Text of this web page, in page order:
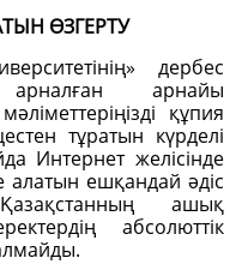
ӨЗГЕРТУ
дербес
арналған арнайы
құпия
тұратын күрделі
Интернет желісінде
алатын ешқандай әдіс
ашық
абсолюттік